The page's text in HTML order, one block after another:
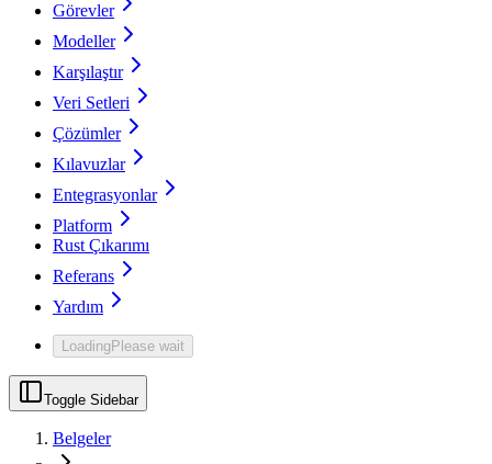
Görevler
Modeller
Karşılaştır
Veri Setleri
Çözümler
Kılavuzlar
Entegrasyonlar
Platform
Rust Çıkarımı
Referans
Yardım
LoadingPlease wait
Toggle Sidebar
Belgeler